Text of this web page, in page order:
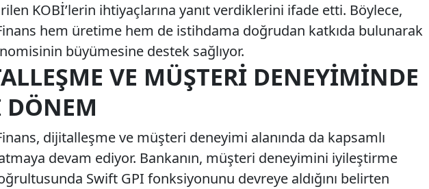
KOBİ’lerin ihtiyaçlarına yanıt verdiklerini ifade etti. Böylece,
hem üretime hem de istihdama doğrudan katkıda bulunarak
büyümesine destek sağlıyor.
VE MÜŞTERI DENEYIMINDE
DÖNEM
dijitalleşme ve müşteri deneyimi alanında da kapsamlı
devam ediyor. Bankanın, müşteri deneyimini iyileştirme
Swift GPI fonksiyonunu devreye aldığını belirten